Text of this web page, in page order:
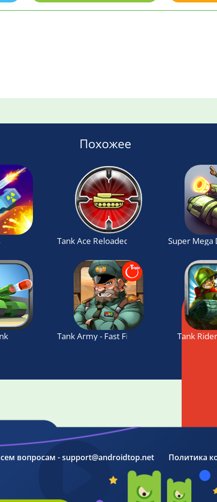
Похожее
Tank Ace Reloaded Super Mega
Tank Army - Fast Fingers ShmupTank
вопросам - support@androidtop.net Политика